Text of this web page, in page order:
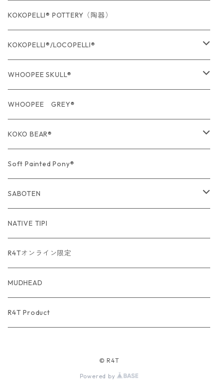
KOKOPELLI® POTTERY（陶器）
KOKOPELLI®/LOCOPELLI®
USA Fabric series数量限定
期間限定商品
WHOOPEE SKULL®
USA Fabric series数量限定
期間限定商品
WHOOPEE GREY®
KOKO BEAR®
USA Fabric series数量限定
Soft Painted Pony®
SABOTEN
USA Fabric series数量限定
NATIVE TIPI
R4Tオンライン限定
MUDHEAD
R4T Product
© R4T
Powered by